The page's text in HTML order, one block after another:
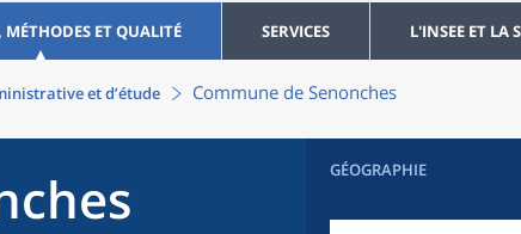
ET QUALITÉ SERVICES L'INSEE ET LA
et d’étude Commune de Senonches
GÉOGRAPHIE